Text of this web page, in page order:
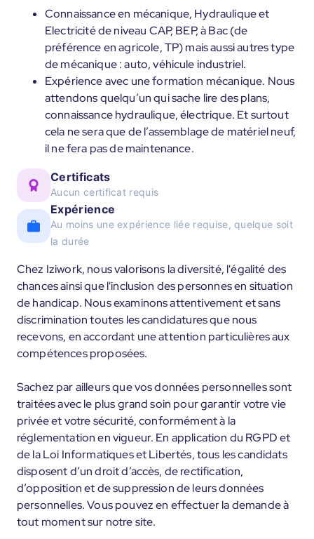
Connaissance en mécanique, Hydraulique et
Electricité de niveau CAP, BEP, à Bac (de
préférence en agricole, TP) mais aussi autres type
de mécanique : auto, véhicule industriel.
Expérience avec une formation mécanique. Nous
attendons quelqu’un qui sache lire des plans,
connaissance hydraulique, électrique. Et surtout
cela ne sera que de l’assemblage de matériel neuf,
il ne fera pas de maintenance.
Certificats
Aucun certificat requis
Expérience
Au moins une expérience liée requise, quelque soit
la durée
Chez Iziwork, nous valorisons la diversité, l'égalité des
chances ainsi que l'inclusion des personnes en situation
de handicap. Nous examinons attentivement et sans
discrimination toutes les candidatures que nous
recevons, en accordant une attention particulières aux
compétences proposées.
Sachez par ailleurs que vos données personnelles sont
traitées avec le plus grand soin pour garantir votre vie
privée et votre sécurité, conformément à la
réglementation en vigueur. En application du RGPD et
de la Loi Informatiques et Libertés, tous les candidats
disposent d’un droit d’accès, de rectification,
d’opposition et de suppression de leurs données
personnelles. Vous pouvez en effectuer la demande à
tout moment sur notre site.